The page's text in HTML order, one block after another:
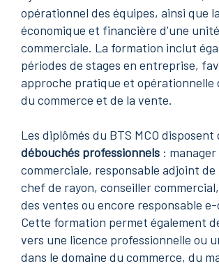
opérationnel des équipes, ainsi que
économique et financière d'une unité
commerciale. La formation inclut
périodes de stages en entreprise,
approche pratique et opérationnelle
du commerce et de la vente.
Les diplômés du BTS MCO disposent
débouchés professionnels :
commerciale, responsable adjoint de
chef de rayon, conseiller
des ventes ou encore responsable
Cette formation permet également
vers une licence professionnelle ou
dans le domaine du commerce, du